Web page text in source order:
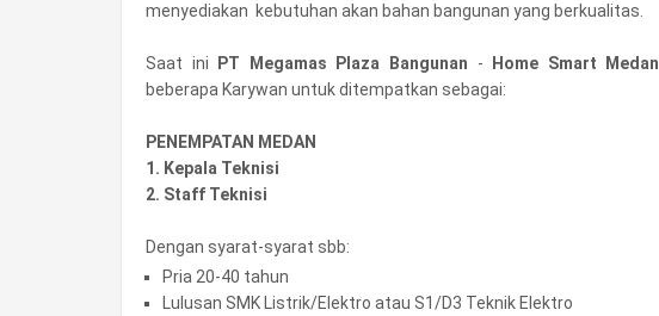
menyediakan kebutuhan akan bahan bangunan yang berkualitas.
Saat ini PT Megamas Plaza Bangunan - Home Smart Medan
beberapa Karywan untuk ditempatkan sebagai:
PENEMPATAN MEDAN
1. Kepala Teknisi
2. Staff Teknisi
Dengan syarat-syarat sbb:
Pria 20-40 tahun
Lulusan SMK Listrik/Elektro atau S1/D3 Teknik Elektro